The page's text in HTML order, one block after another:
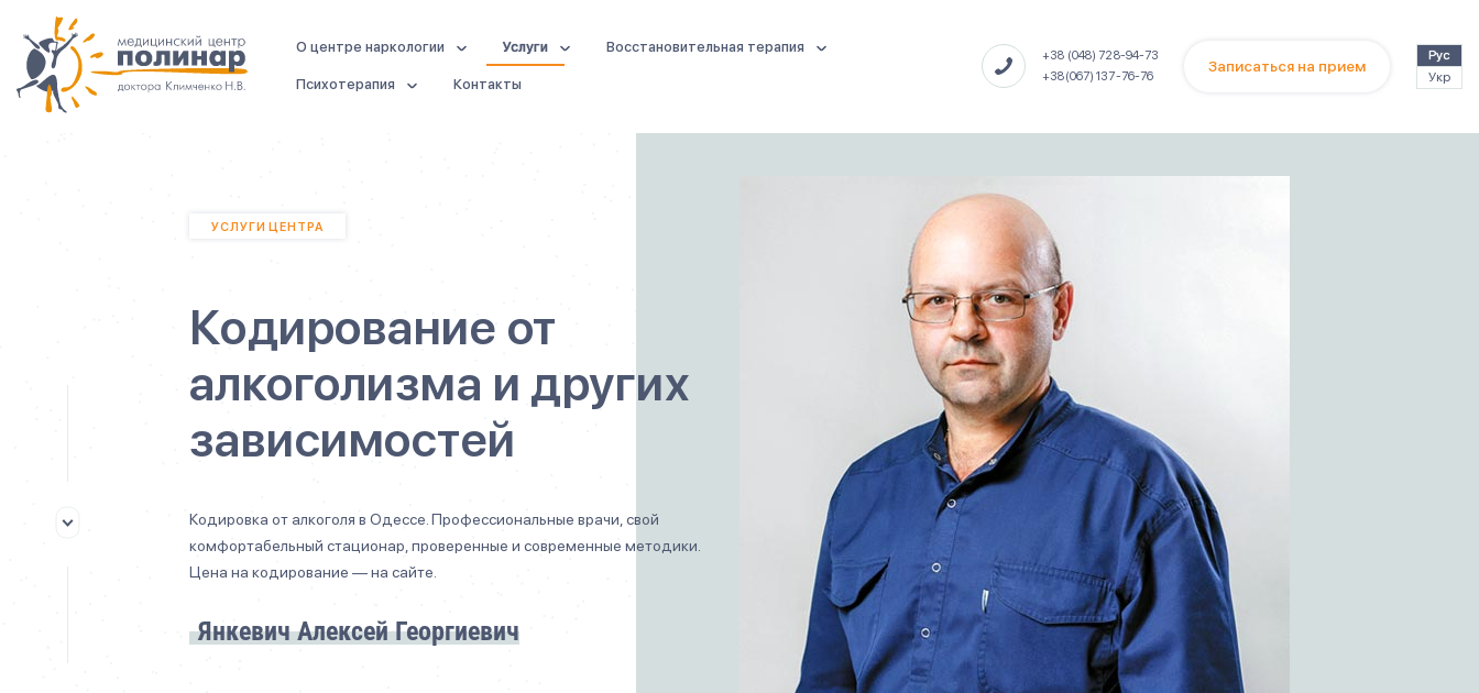
О центре наркологии Услуги Восстановительная терапия
Психотерапия Контакты
+38 (048) 728-94-73
+38(067) 137-76-76
Записаться на прием
Рус
Укр
УСЛУГИ ЦЕНТРА
Кодирование от
алкоголизма и других
зависимостей
Кодировка от алкоголя в Одессе. Профессиональные врачи, свой
комфортабельный стационар, проверенные и современные методики.
Цена на кодирование — на сайте.
Янкевич Алексей Георгиевич